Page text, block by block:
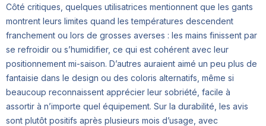
Côté critiques, quelques utilisatrices mentionnent que les gants
montrent leurs limites quand les températures descendent
franchement ou lors de grosses averses : les mains finissent par
se refroidir ou s’humidifier, ce qui est cohérent avec leur
positionnement mi-saison. D’autres auraient aimé un peu plus de
fantaisie dans le design ou des coloris alternatifs, même si
beaucoup reconnaissent apprécier leur sobriété, facile à
assortir à n’importe quel équipement. Sur la durabilité, les avis
sont plutôt positifs après plusieurs mois d’usage, avec